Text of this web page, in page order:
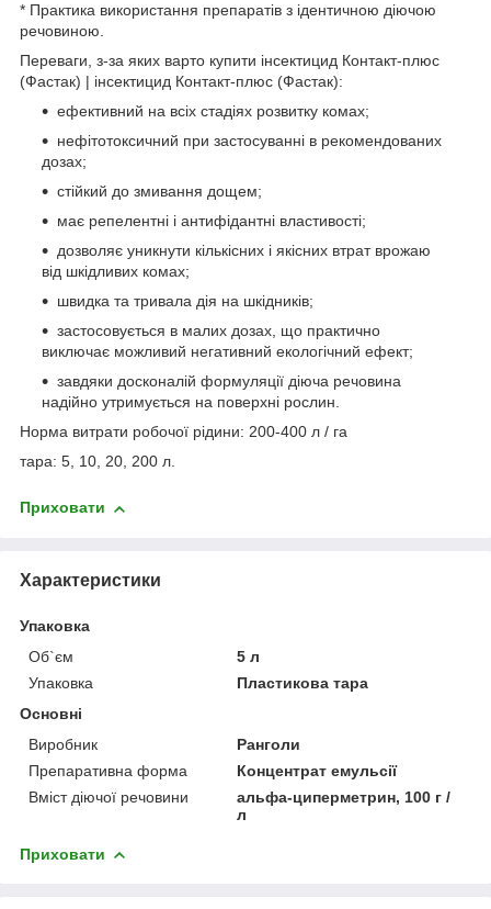
* Практика використання препаратів з ідентичною діючою
речовиною.
Переваги, з-за яких варто купити інсектицид Контакт-плюс
(Фастак) | інсектицид Контакт-плюс (Фастак):
ефективний на всіх стадіях розвитку комах;
нефітотоксичний при застосуванні в рекомендованих
дозах;
стійкий до змивання дощем;
має репелентні і антифідантні властивості;
дозволяє уникнути кількісних і якісних втрат врожаю
від шкідливих комах;
швидка та тривала дія на шкідників;
застосовується в малих дозах, що практично
виключає можливий негативний екологічний ефект;
завдяки досконалій формуляції діюча речовина
надійно утримується на поверхні рослин.
Норма витрати робочої рідини: 200-400 л / га
тара: 5, 10, 20, 200 л.
Приховати
Характеристики
Упаковка
Об`єм
5 л
Упаковка
Пластикова тара
Основні
Виробник
Ранголи
Препаративна форма
Концентрат емульсії
Вміст діючої речовини
альфа-циперметрин, 100 г /
л
Приховати